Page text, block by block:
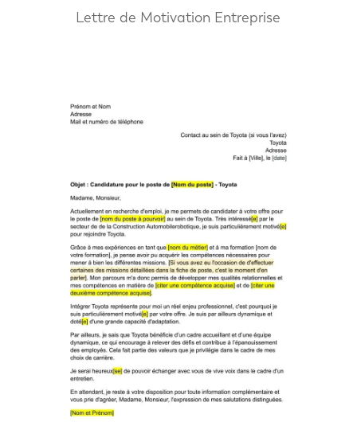
Lettre de Motivation Entreprise